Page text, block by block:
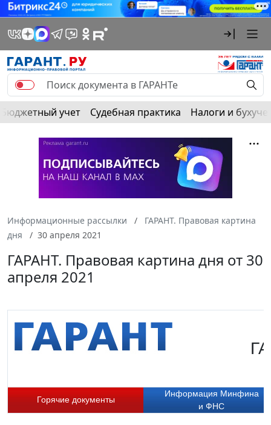
Бюджетный учет Судебная практика Налоги и
Информационные рассылки
ГАРАНТ. Правовая картина
дня
30 апреля 2021
ГАРАНТ. Правовая картина дня от 30
апреля 2021
Горячие документы
Информация Минфина
и ФНС